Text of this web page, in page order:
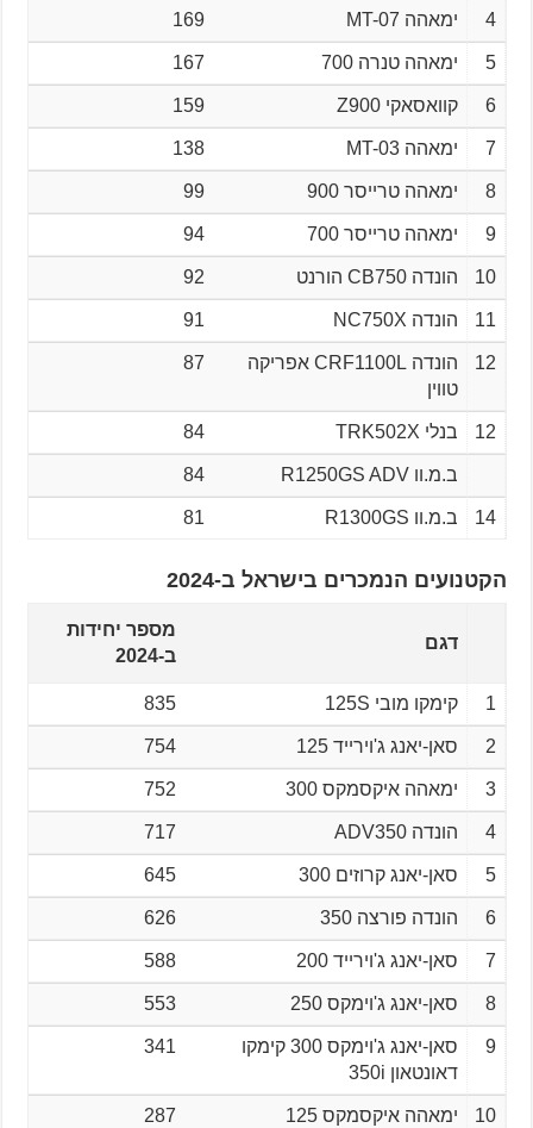
4 ימאהה MT-07 169
5 ימאהה טנרה 700 167
6 קוואסאקי Z900 159
7 ימאהה MT-03 138
8 ימאהה טרייסר 900 99
9 ימאהה טרייסר 700 94
10 הונדה CB750 הורנט 92
11 הונדה NC750X 91
12
הונדה CRF1100L אפריקה
טווין
87
12 בנלי TRK502X 84
ב.מ.וו R1250GS ADV 84
14 ב.מ.וו R1300GS 81
הקטנועים הנמכרים בישראל ב-2024
דגם
מספר יחידות
ב-2024
1 קימקו מובי 125S 835
2 סאן-יאנג ג'וירייד 125 754
3 ימאהה איקסמקס 300 752
4 הונדה ADV350 717
5 סאן-יאנג קרוזים 300 645
6 הונדה פורצה 350 626
7 סאן-יאנג ג'וירייד 200 588
8 סאן-יאנג ג'וימקס 250 553
9
סאן-יאנג ג'וימקס 300 קימקו
דאונטאון 350i
341
10 ימאהה איקסמקס 125 287